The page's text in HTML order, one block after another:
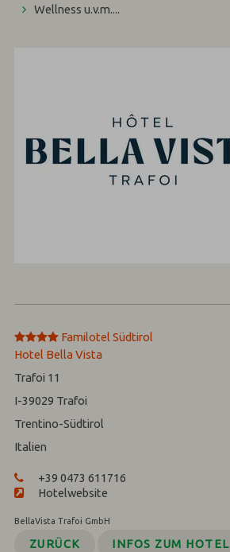
Wellness u.v.m....
****
Familotel Südtirol
Hotel Bella Vista
Trafoi 11
I-39029 Trafoi
Trentino-Südtirol
Italien
+39 0473 611716
Hotelwebsite
BellaVista Trafoi GmbH
ZURÜCK INFOS ZUM HOTEL